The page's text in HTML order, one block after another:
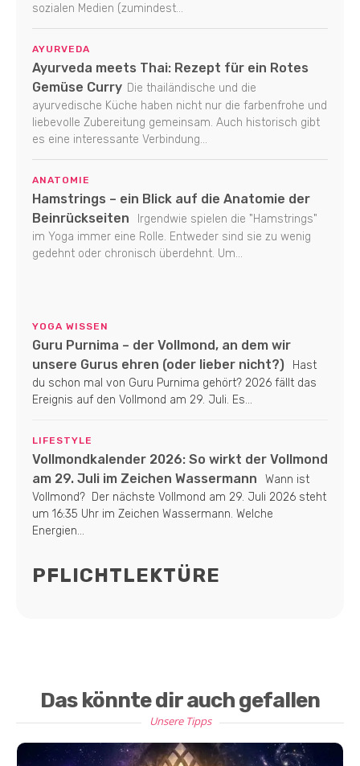
sozialen Medien (zumindest...
AYURVEDA
Ayurveda meets Thai: Rezept für ein Rotes
Gemüse Curry Die thailändische und die
ayurvedische Küche haben nicht nur die farbenfrohe und
liebevolle Zubereitung gemeinsam. Auch historisch gibt
es eine interessante Verbindung...
ANATOMIE
Hamstrings – ein Blick auf die Anatomie der
Beinrückseiten
Irgendwie spielen die "Hamstrings"
im Yoga immer eine Rolle. Entweder sind sie zu wenig
gedehnt oder chronisch überdehnt. Um...
YOGA WISSEN
Guru Purnima – der Vollmond, an dem wir
unsere Gurus ehren (oder lieber nicht?)
Hast
du schon mal von Guru Purnima gehört? 2026 fällt das
Ereignis auf den Vollmond am 29. Juli. Es...
LIFESTYLE
Vollmondkalender 2026: So wirkt der Vollmond
am 29. Juli im Zeichen Wassermann
Wann ist
Vollmond? Der nächste Vollmond am 29. Juli 2026 steht
um 16:35 Uhr im Zeichen Wassermann. Welche
Energien...
PFLICHTLEKTÜRE
Das könnte dir auch gefallen
Unsere Tipps